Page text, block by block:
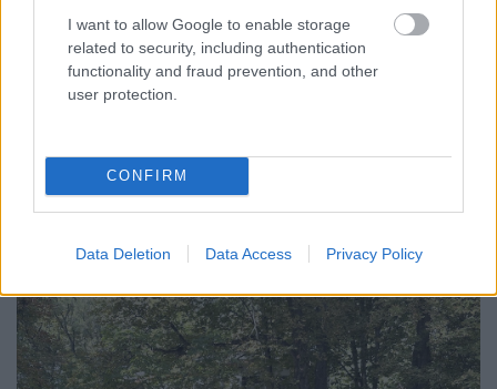
I want to allow Google to enable storage
related to security, including authentication
functionality and fraud prevention, and other
user protection.
CONFIRM
Data Deletion Data Access Privacy Policy
MAGYAR PÉTER: 868 MILLIÁRD FORINTOS
BERUHÁZÁSI CSOMAGGAL ERŐSÍTIK
MAGYARORSZÁG ENERGIAELLÁTÁSÁT, MIKÖZBEN
Átfogó energetikai fejlesztési programot fogadott el a